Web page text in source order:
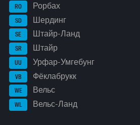
RO Рорбах
SD Шердинг
SE Штайр-Ланд
SR Штайр
UU Урфар-Умгебунг
VB Фёклабрукк
WE Вельс
WL Вельс-Ланд